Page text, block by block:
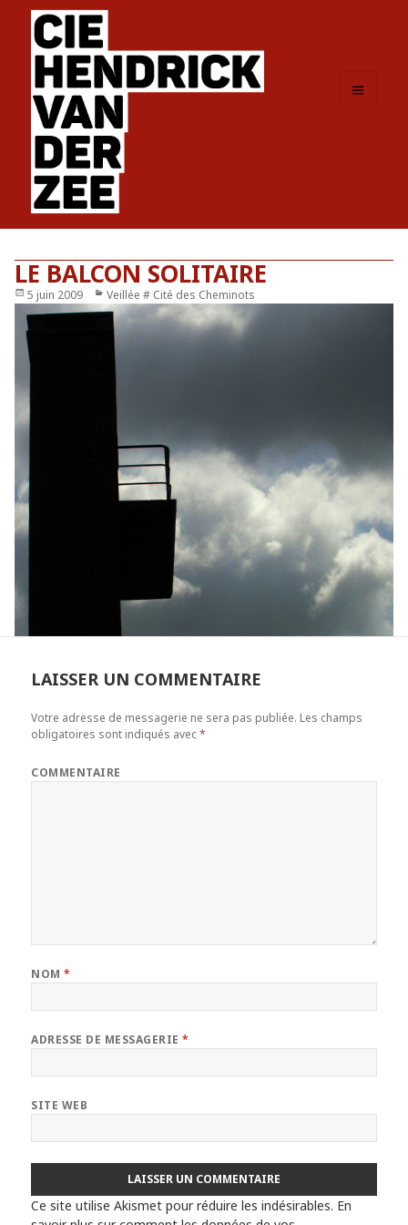
LE BALCON SOLITAIRE
Publié
le
5 juin 2009 Catégories
Veillée # Cité des Cheminots
LAISSER UN COMMENTAIRE
Votre adresse de messagerie ne sera pas publiée. Les champs
obligatoires sont indiqués avec*
COMMENTAIRE
NOM*
ADRESSE DE MESSAGERIE*
SITE WEB
Ce site utilise Akismet pour réduire les indésirables. En